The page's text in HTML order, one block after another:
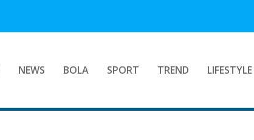
NEWS BOLA SPORT TREND LIFESTYLE